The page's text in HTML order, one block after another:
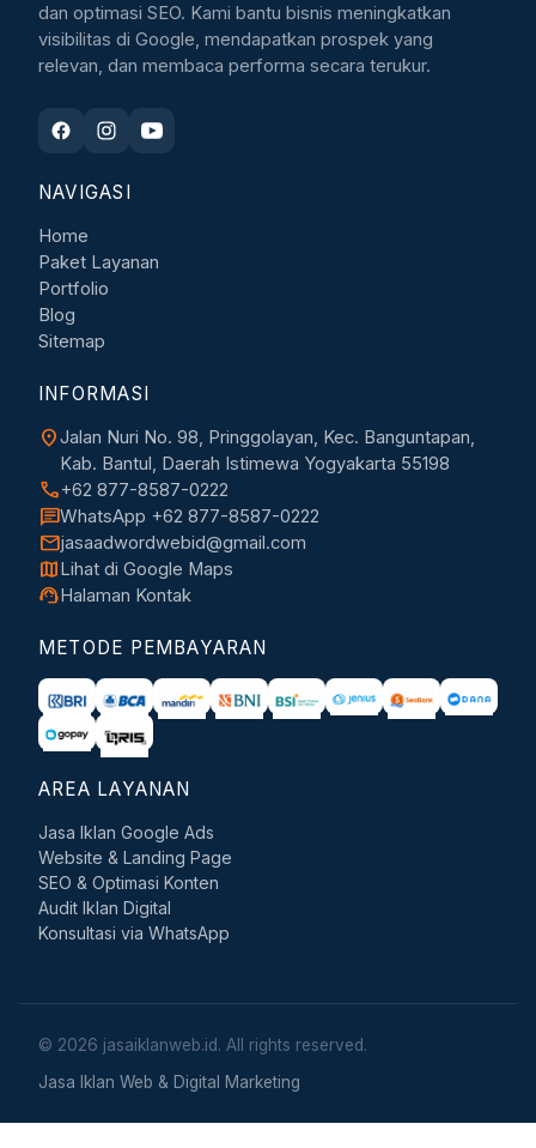
dan optimasi SEO. Kami bantu bisnis meningkatkan
visibilitas di Google, mendapatkan prospek yang
relevan, dan membaca performa secara terukur.
NAVIGASI
Home
Paket Layanan
Portfolio
Blog
Sitemap
INFORMASI
location_onJalan Nuri No. 98, Pringgolayan, Kec. Banguntapan,
Kab. Bantul, Daerah Istimewa Yogyakarta 55198
call+62 877-8587-0222
chatWhatsApp +62 877-8587-0222
mailjasaadwordwebid@gmail.com
mapLihat di Google Maps
support_agentHalaman Kontak
METODE PEMBAYARAN
AREA LAYANAN
Jasa Iklan Google Ads
Website & Landing Page
SEO & Optimasi Konten
Audit Iklan Digital
Konsultasi via WhatsApp
© 2026 jasaiklanweb.id. All rights reserved.
Jasa Iklan Web & Digital Marketing